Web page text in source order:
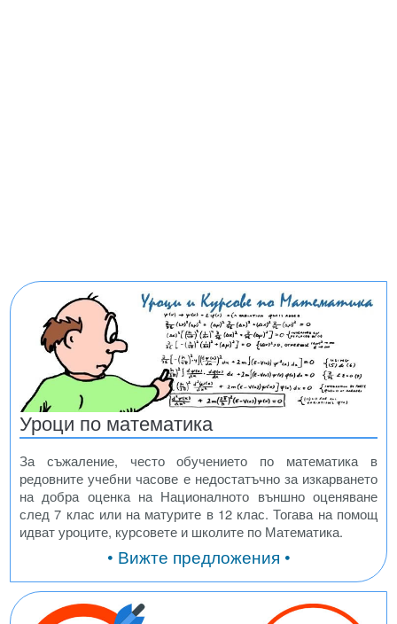
Уроци по математика
За съжаление, често обучението по математика в
редовните учебни часове е недостатъчно за изкарването
на добра оценка на Националното външно оценяване
след 7 клас или на матурите в 12 клас. Тогава на помощ
идват уроците, курсовете и школите по Математика.
• Вижте предложения •